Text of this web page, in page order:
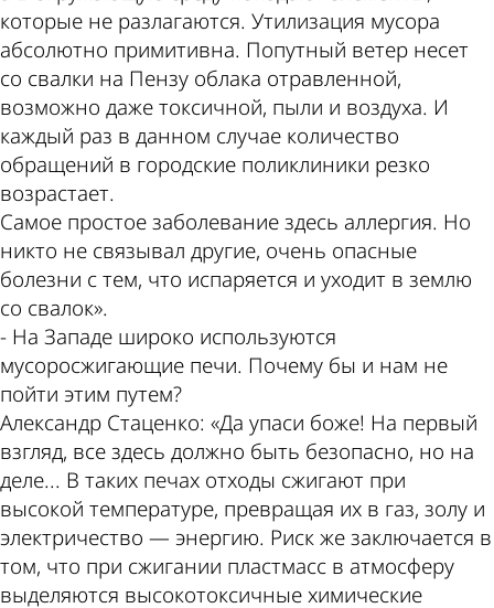
которые не разлагаются. Утилизация мусора
абсолютно примитивна. Попутный ветер несет
со свалки на Пензу облака отравленной,
возможно даже токсичной, пыли и воздуха. И
каждый раз в данном случае количество
обращений в городские поликлиники резко
возрастает.
Самое простое заболевание здесь аллергия. Но
никто не связывал другие, очень опасные
болезни с тем, что испаряется и уходит в землю
со свалок».
- На Западе широко используются
мусоросжигающие печи. Почему бы и нам не
пойти этим путем?
Александр Стаценко: «Да упаси боже! На первый
взгляд, все здесь должно быть безопасно, но на
деле... В таких печах отходы сжигают при
высокой температуре, превращая их в газ, золу и
электричество — энергию. Риск же заключается в
том, что при сжигании пластмасс в атмосферу
выделяются высокотоксичные химические